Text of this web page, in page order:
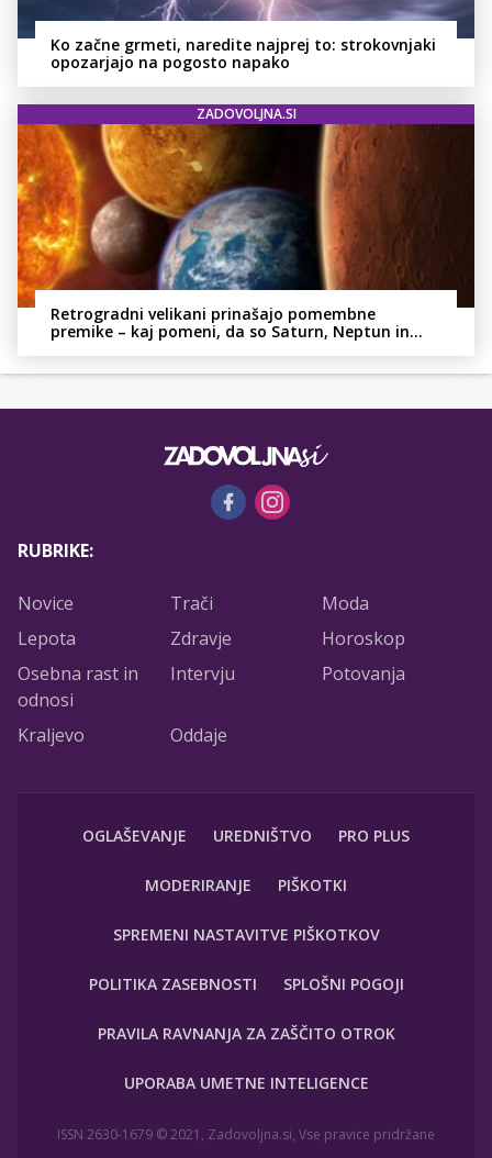
Ko začne grmeti, naredite najprej to: strokovnjaki
opozarjajo na pogosto napako
ZADOVOLJNA.SI
Retrogradni velikani prinašajo pomembne
premike – kaj pomeni, da so Saturn, Neptun in
RUBRIKE:
Novice Trači
Moda
Lepota
Zdravje
Horoskop
Osebna rast in
odnosi
Intervju Potovanja
Kraljevo Oddaje
OGLAŠEVANJE UREDNIŠTVO PRO PLUS
MODERIRANJE PIŠKOTKI
SPREMENI NASTAVITVE PIŠKOTKOV
POLITIKA ZASEBNOSTI SPLOŠNI POGOJI
PRAVILA RAVNANJA ZA ZAŠČITO OTROK
UPORABA UMETNE INTELIGENCE
ISSN 2630-1679 © 2021, Zadovoljna.si, Vse pravice pridržane